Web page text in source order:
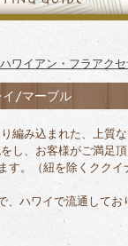
ハワイアン・フラアク
イ/マーブル
編み込まれた、上質
し、お客様がご満足
。（紐を除くククイ
ハワイで流通して